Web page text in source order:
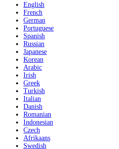
English
French
German
Portuguese
Spanish
Russian
Japanese
Korean
Arabic
Irish
Greek
Turkish
Italian
Danish
Romanian
Indonesian
Czech
Afrikaans
Swedish